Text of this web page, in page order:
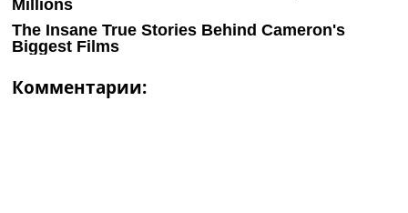
Комментарии: